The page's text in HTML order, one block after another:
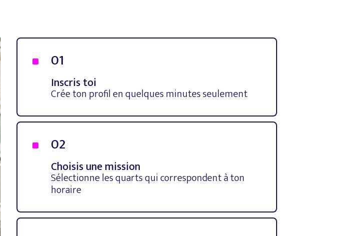
^ 01
Inscris toi
Crée ton profil en quelques minutes seulement
^ 02
Choisis une mission
Sélectionne les quarts qui correspondent à ton
horaire